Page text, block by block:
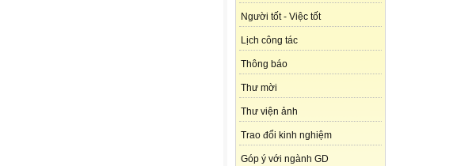
Người tốt - Việc tốt
Lịch công tác
Thông báo
Thư mời
Thư viện ảnh
Trao đổi kinh nghiệm
Góp ý với ngành GD